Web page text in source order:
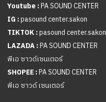
Youtube :PA SOUND CENTER
IG :pasound center.sakon
TIKTOK :pasound center.sakon
LAZADA :PA SOUND CENTER
พีเอ ซาวด์เซนเตอร์
SHOPEE :PA SOUND CENTER
พีเอ ซาวด์ เซนเตอร์